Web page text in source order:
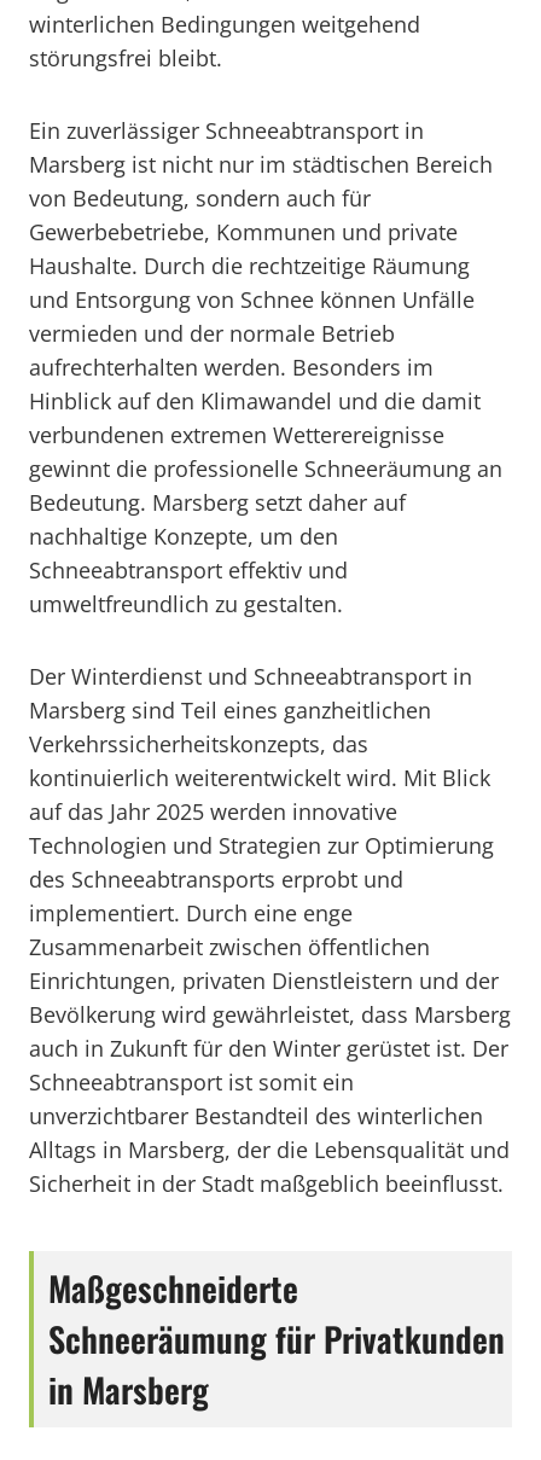
winterlichen Bedingungen weitgehend
störungsfrei bleibt.
Ein zuverlässiger Schneeabtransport in
Marsberg ist nicht nur im städtischen Bereich
von Bedeutung, sondern auch für
Gewerbebetriebe, Kommunen und private
Haushalte. Durch die rechtzeitige Räumung
und Entsorgung von Schnee können Unfälle
vermieden und der normale Betrieb
aufrechterhalten werden. Besonders im
Hinblick auf den Klimawandel und die damit
verbundenen extremen Wetterereignisse
gewinnt die professionelle Schneeräumung an
Bedeutung. Marsberg setzt daher auf
nachhaltige Konzepte, um den
Schneeabtransport effektiv und
umweltfreundlich zu gestalten.
Der Winterdienst und Schneeabtransport in
Marsberg sind Teil eines ganzheitlichen
Verkehrssicherheitskonzepts, das
kontinuierlich weiterentwickelt wird. Mit Blick
auf das Jahr 2025 werden innovative
Technologien und Strategien zur Optimierung
des Schneeabtransports erprobt und
implementiert. Durch eine enge
Zusammenarbeit zwischen öffentlichen
Einrichtungen, privaten Dienstleistern und der
Bevölkerung wird gewährleistet, dass Marsberg
auch in Zukunft für den Winter gerüstet ist. Der
Schneeabtransport ist somit ein
unverzichtbarer Bestandteil des winterlichen
Alltags in Marsberg, der die Lebensqualität und
Sicherheit in der Stadt maßgeblich beeinflusst.
Maßgeschneiderte
Schneeräumung für Privatkunden
in Marsberg